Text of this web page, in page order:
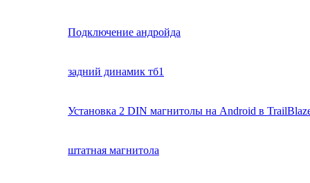
Подключение андройда
задний динамик тб1
Установка 2 DIN магнитолы на Android в
штатная магнитола